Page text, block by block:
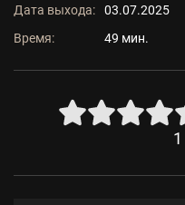
Дата выхода:
03.07.2025
Время:
49 мин.
1